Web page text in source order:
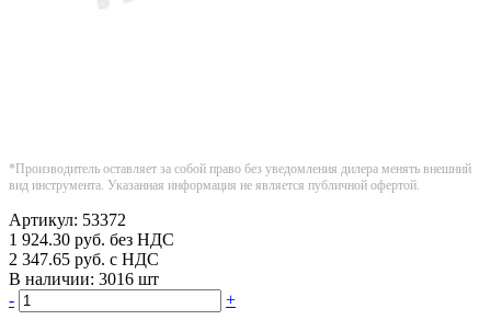
*Производитель оставляет за собой право без уведомления дилера менять внешний
вид инструмента. Указанная информация не является публичной офертой.
Артикул: 53372
1 924.30 руб. без НДС
2 347.65 руб. с НДС
В наличии: 3016 шт
-
+